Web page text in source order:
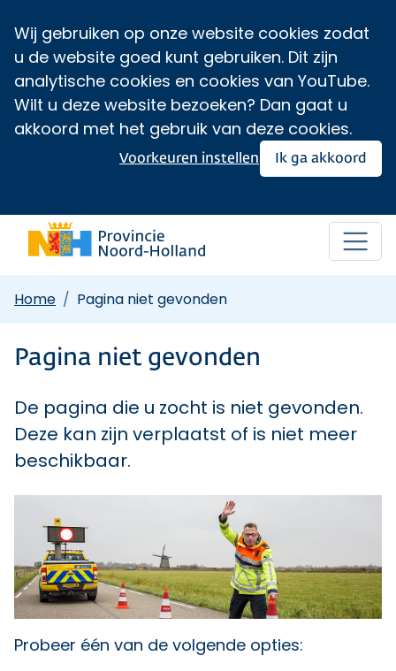
Wij gebruiken op onze website cookies zodat
u de website goed kunt gebruiken. Dit zijn
analytische cookies en cookies van YouTube.
Wilt u deze website bezoeken? Dan gaat u
akkoord met het gebruik van deze cookies.
Ik ga akkoord
Voorkeuren instellen
Home Pagina niet gevonden
Pagina niet gevonden
De pagina die u zocht is niet gevonden.
Deze kan zijn verplaatst of is niet meer
beschikbaar.
Probeer één van de volgende opties: